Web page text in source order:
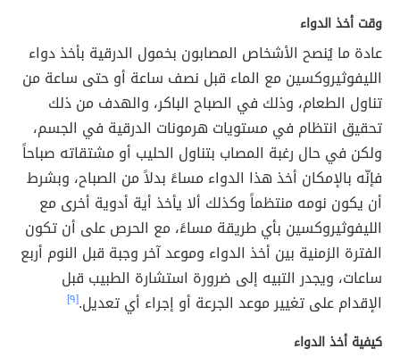
وقت أخذ الدواء
عادة ما يُنصح الأشخاص المصابون بخمول الدرقية بأخذ دواء
الليفوثيروكسين مع الماء قبل نصف ساعة أو حتى ساعة من
تناول الطعام، وذلك في الصباح الباكر، والهدف من ذلك
تحقيق انتظام في مستويات هرمونات الدرقية في الجسم،
ولكن في حال رغبة المصاب بتناول الحليب أو مشتقاته صباحاً
فإنّه بالإمكان أخذ هذا الدواء مساءً بدلاً من الصباح، وبشرط
أن يكون نومه منتظماً وكذلك ألا يأخذ أية أدوية أخرى مع
الليفوثيروكسين بأي طريقة مساءً، مع الحرص على أن تكون
الفترة الزمنية بين أخذ الدواء وموعد آخر وجبة قبل النوم أربع
ساعات، ويجدر التبيه إلى ضرورة استشارة الطبيب قبل
الإقدام على تغيير موعد الجرعة أو إجراء أي تعديل.[٩]
كيفية أخذ الدواء